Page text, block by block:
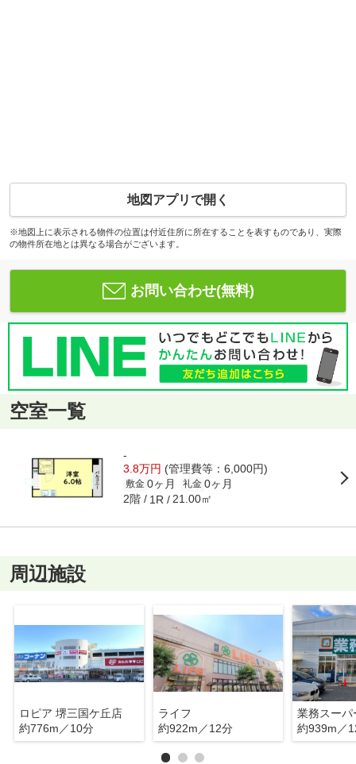
地図アプリで開く
※地図上に表示される物件の位置は付近住所に所在することを表すものであり、実際
の物件所在地とは異なる場合がございます。
お問い合わせ(無料)
空室一覧
-
3.8万円 (管理費等：6,000円)
敷金 0ヶ月 礼金 0ヶ月
2階 1R 21.00㎡
周辺施設
ロピア 堺三国ケ丘店
約776m／10分
ライフ
約922m／12分
約939m／